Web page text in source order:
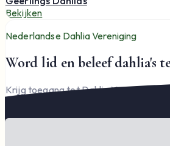
Bekijken
Nederlandse Dahlia Vereniging
Word lid en beleef dahlia's
Krijg toegang tot Dahlia Varia,